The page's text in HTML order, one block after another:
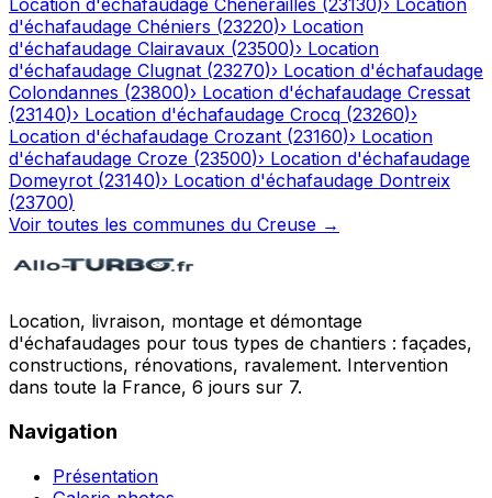
Location d'échafaudage Chénérailles (23130)› Location
d'échafaudage Chéniers (23220)› Location
d'échafaudage Clairavaux (23500)› Location
d'échafaudage Clugnat (23270)› Location d'échafaudage
Colondannes (23800)› Location d'échafaudage Cressat
(23140)› Location d'échafaudage Crocq (23260)›
Location d'échafaudage Crozant (23160)› Location
d'échafaudage Croze (23500)› Location d'échafaudage
Domeyrot (23140)› Location d'échafaudage Dontreix
(23700)
Voir toutes les communes du Creuse →
Location, livraison, montage et démontage
d'échafaudages pour tous types de chantiers : façades,
constructions, rénovations, ravalement. Intervention
dans toute la France, 6 jours sur 7.
Navigation
Présentation